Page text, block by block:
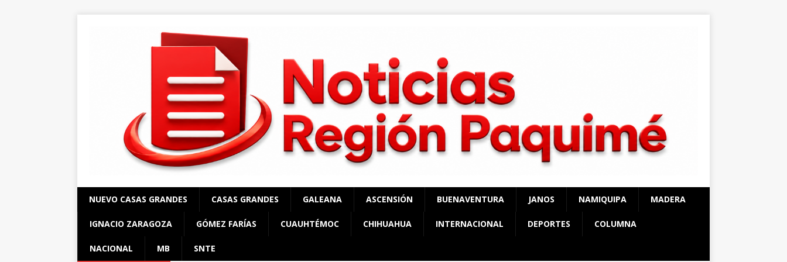
NUEVO CASAS GRANDES CASAS GRANDES GALEANA ASCENSIÓN BUENAVENTURA JANOS NAMIQUIPA MADERA
IGNACIO ZARAGOZA GÓMEZ FARÍAS CUAUHTÉMOC CHIHUAHUA INTERNACIONAL DEPORTES COLUMNA
NACIONAL MB SNTE